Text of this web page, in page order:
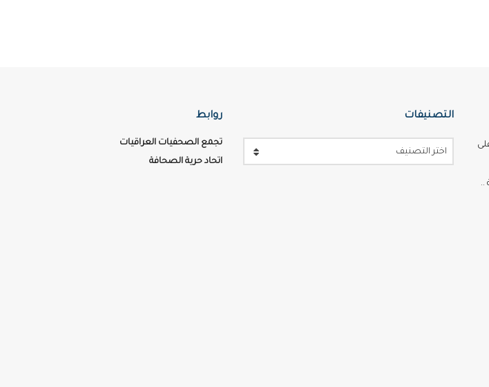
..
التصنيفات
اختر التصنيف
روابط
تجمع الصحفيات العراقيات
اتحاد حرية الصحافة